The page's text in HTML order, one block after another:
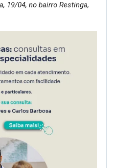
19/04, no bairro Restinga,